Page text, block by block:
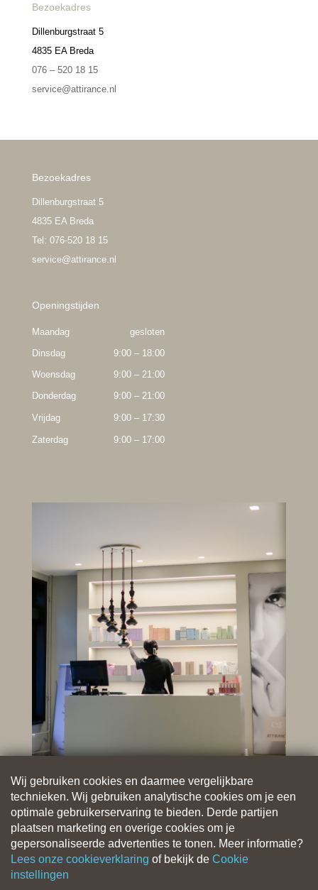
Bezoekadres
Dillenburgstraat 5
4835 EA Breda
076 – 520 18 15
service@attirance.nl
Bezoekadres
Dillenburgstraat 5
4835 EA Breda
Tel: 076-520 18 15
service@attirance.nl
Openingstijden
Maandag
gesloten
Dinsdag
9:00 – 18:00
Woensdag
9:00 – 21:00
Donderdag
9:00 – 21:00
Vrijdag 9:00 – 17:30
Zaterdag 9:00 – 17:00
Wij gebruiken cookies en daarmee vergelijkbare
technieken. Wij gebruiken analytische cookies om je een
optimale gebruikerservaring te bieden. Derde partijen
plaatsen marketing en overige cookies om je
gepersonaliseerde advertenties te tonen. Meer informatie?
Lees onze cookieverklaring of bekijk de Cookie
instellingen